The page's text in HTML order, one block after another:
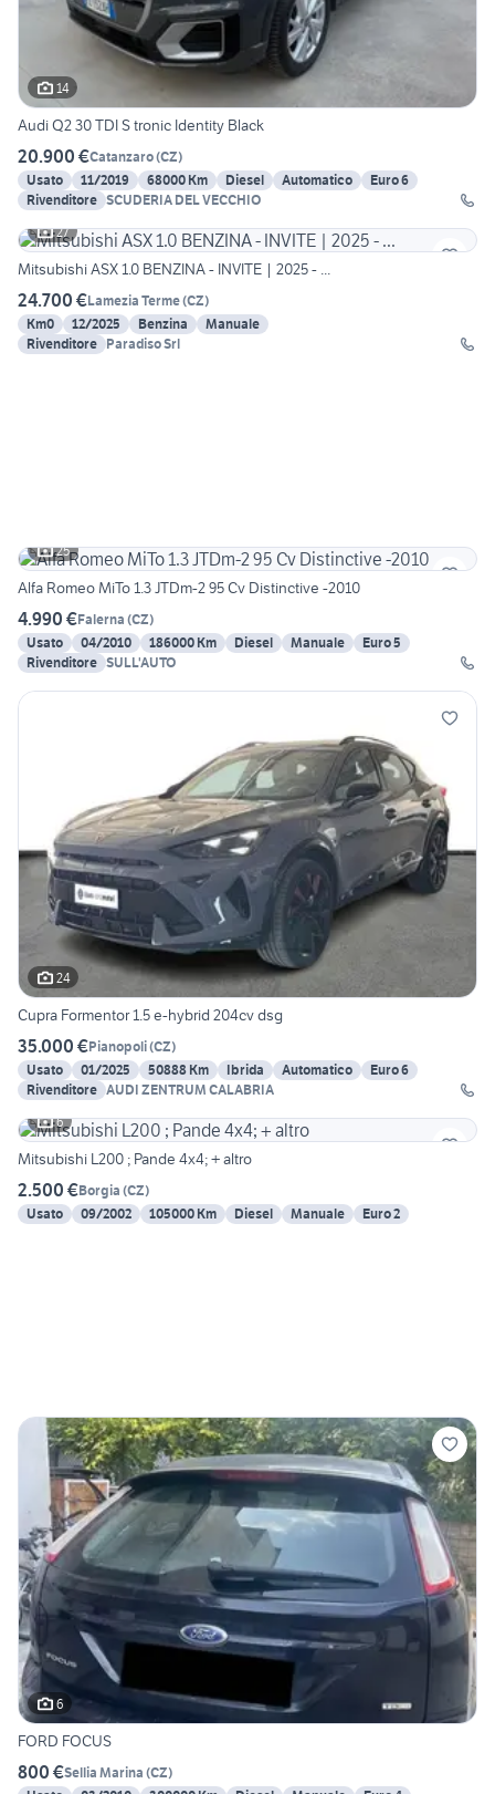
14
Audi Q2 30 TDI S tronic Identity Black
20.900 €Catanzaro(CZ)
Usato
11/2019 68000 Km Diesel Automatico
Euro 6
Rivenditore SCUDERIA DEL VECCHIO
27
Mitsubishi ASX 1.0 BENZINA - INVITE | 2025 - ...
24.700 €Lamezia Terme(CZ)
Km0
12/2025 Benzina
Manuale
Rivenditore Paradiso Srl
25
Alfa Romeo MiTo 1.3 JTDm-2 95 Cv Distinctive -2010
4.990 €Falerna (CZ)
Usato
04/2010 186000 Km Diesel Manuale
Euro 5
Rivenditore SULL'AUTO
24
Cupra Formentor 1.5 e-hybrid 204cv dsg
35.000 €Pianopoli(CZ)
Usato
01/2025 50888 Km Ibrida Automatico
Euro 6
Rivenditore AUDI ZENTRUM CALABRIA
6
Mitsubishi L200 ; Pande 4x4; + altro
2.500 €Borgia (CZ)
Usato
09/2002 105000 Km Diesel Manuale Euro 2
6
FORD FOCUS
800 €Sellia Marina (CZ)